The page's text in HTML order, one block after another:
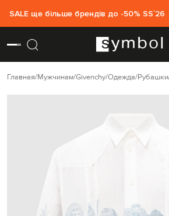
SALE ще більше брендів до -50% SS`26
Главная Мужчинам Givenchy Одежда Рубашки